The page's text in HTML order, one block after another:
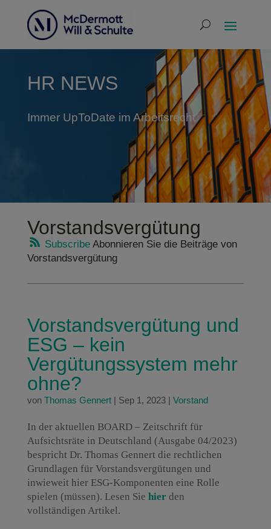
HR NEWS
Immer UpToDate im Arbeitsrecht
Vorstandsvergütung
SubscribeAbonnieren Sie die Beiträge von
Vorstandsvergütung
Vorstandsvergütung und
ESG – kein
Vergütungssystem mehr
ohne?
von Thomas Gennert| Sep 1, 2023| Vorstand
In der aktuellen BOARD – Zeitschrift für
Aufsichtsräte in Deutschland (Ausgabe 04/2023)
bespricht Dr. Thomas Gennert die rechtlichen
Grundlagen für Vorstandsvergütungen und
inwieweit hier ESG-Komponenten eine Rolle
spielen (müssen). Lesen Sie hierden
vollständigen Artikel.